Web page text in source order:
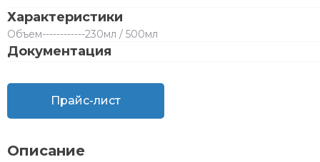
Характеристики
Объем------------230мл / 500мл
Документация
Прайс-лист
Описание